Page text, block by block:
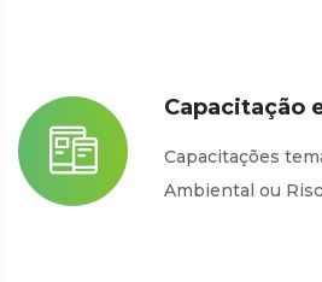
Capacitação
Capacitações
Ambiental ou